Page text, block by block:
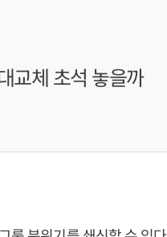
교체 초석 놓을까